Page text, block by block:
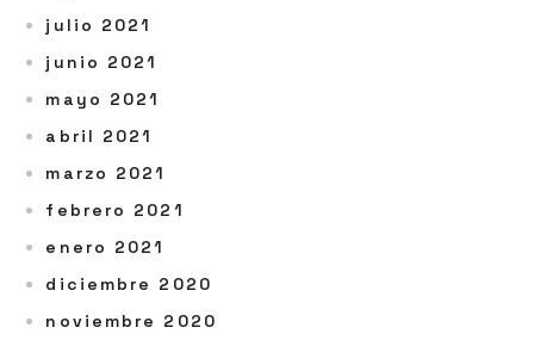
julio 2021
junio 2021
mayo 2021
abril 2021
marzo 2021
febrero 2021
enero 2021
diciembre 2020
noviembre 2020